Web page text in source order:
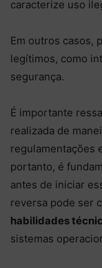
caracterize uso
Em outros casos,
legítimos, como
segurança.
É importante
realizada de
regulamentações
portanto, é
antes de iniciar
reversa pode ser
habilidades
sistemas